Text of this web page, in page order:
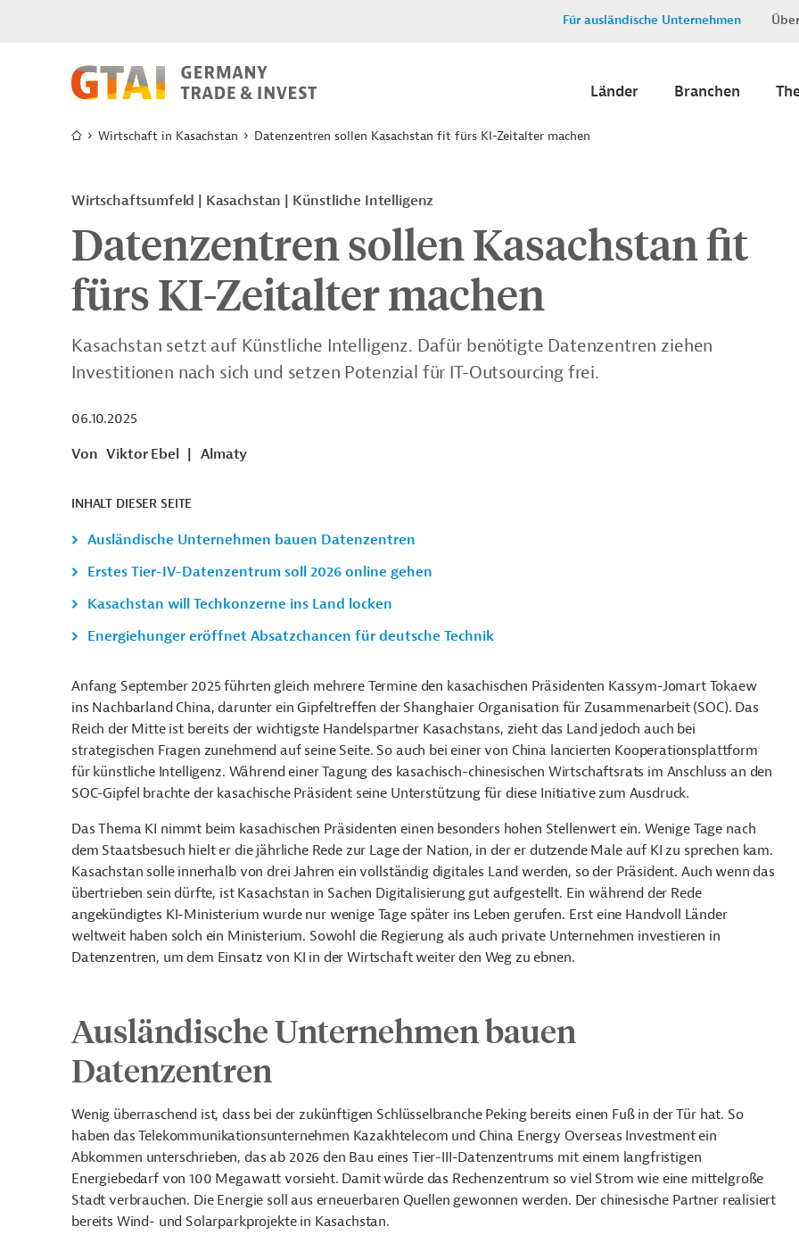
Für ausländische Unternehmen
Länder Branchen
Wirtschaft in Kasachstan Datenzentren sollen Kasachstan fit fürs KI-Zeitalter machen
Wirtschaftsumfeld | Kasachstan | Künstliche Intelligenz
Datenzentren sollen Kasachstan fit
fürs KI-Zeitalter machen
Kasachstan setzt auf Künstliche Intelligenz. Dafür benötigte Datenzentren ziehen
Investitionen nach sich und setzen Potenzial für IT-Outsourcing frei.
06.10.2025
Von Viktor Ebel Almaty
INHALT DIESER SEITE
Ausländische Unternehmen bauen Datenzentren
Erstes Tier-IV-Datenzentrum soll 2026 online gehen
Kasachstan will Techkonzerne ins Land locken
Energiehunger eröffnet Absatzchancen für deutsche Technik
Anfang September 2025 führten gleich mehrere Termine den kasachischen Präsidenten Kassym-Jomart Tokaew
ins Nachbarland China, darunter ein Gipfeltreffen der Shanghaier Organisation für Zusammenarbeit (SOC). Das
Reich der Mitte ist bereits der wichtigste Handelspartner Kasachstans, zieht das Land jedoch auch bei
strategischen Fragen zunehmend auf seine Seite. So auch bei einer von China lancierten Kooperationsplattform
für künstliche Intelligenz. Während einer Tagung des kasachisch-chinesischen Wirtschaftsrats im Anschluss an den
SOC-Gipfel brachte der kasachische Präsident seine Unterstützung für diese Initiative zum Ausdruck.
Das Thema KI nimmt beim kasachischen Präsidenten einen besonders hohen Stellenwert ein. Wenige Tage nach
dem Staatsbesuch hielt er die jährliche Rede zur Lage der Nation, in der er dutzende Male auf KI zu sprechen kam.
Kasachstan solle innerhalb von drei Jahren ein vollständig digitales Land werden, so der Präsident. Auch wenn das
übertrieben sein dürfte, ist Kasachstan in Sachen Digitalisierung gut aufgestellt. Ein während der Rede
angekündigtes KI-Ministerium wurde nur wenige Tage später ins Leben gerufen. Erst eine Handvoll Länder
weltweit haben solch ein Ministerium. Sowohl die Regierung als auch private Unternehmen investieren in
Datenzentren, um dem Einsatz von KI in der Wirtschaft weiter den Weg zu ebnen.
Ausländische Unternehmen bauen
Datenzentren
Wenig überraschend ist, dass bei der zukünftigen Schlüsselbranche Peking bereits einen Fuß in der Tür hat. So
haben das Telekommunikationsunternehmen Kazakhtelecom und China Energy Overseas Investment ein
Abkommen unterschrieben, das ab 2026 den Bau eines Tier-III-Datenzentrums mit einem langfristigen
Energiebedarf von 100 Megawatt vorsieht. Damit würde das Rechenzentrum so viel Strom wie eine mittelgroße
Stadt verbrauchen. Die Energie soll aus erneuerbaren Quellen gewonnen werden. Der chinesische Partner realisiert
bereits Wind- und Solarparkprojekte in Kasachstan.